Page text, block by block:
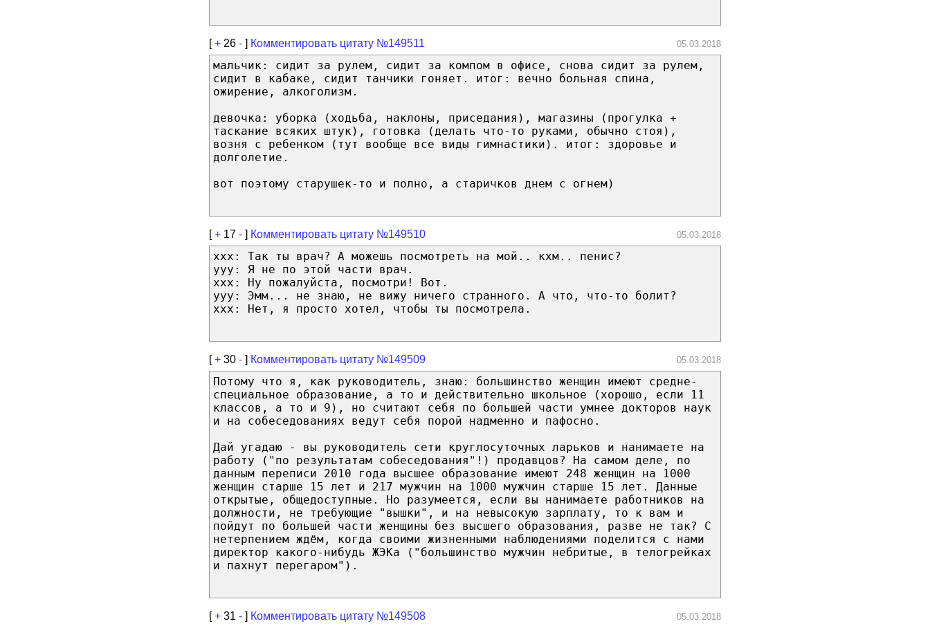
[+ 26 - ] Комментировать цитату №149511 05.03.2018
мальчик: сидит за рулем, сидит за компом в офисе, снова сидит за рулем,
сидит в кабаке, сидит танчики гоняет. итог: вечно больная спина,
ожирение, алкоголизм.
девочка: уборка (ходьба, наклоны, приседания), магазины (прогулка +
таскание всяких штук), готовка (делать что-то руками, обычно стоя),
возня с ребенком (тут вообще все виды гимнастики). итог: здоровье и
долголетие.
вот поэтому старушек-то и полно, а старичков днем с огнем)
[+ 17 - ] Комментировать цитату №149510 05.03.2018
xxx: Так ты врач? А можешь посмотреть на мой.. кхм.. пенис?
yyy: Я не по этой части врач.
xxx: Ну пожалуйста, посмотри! Вот.
yyy: Эмм... не знаю, не вижу ничего странного. А что, что-то болит?
xxx: Нет, я просто хотел, чтобы ты посмотрела.
[+ 30 - ] Комментировать цитату №149509 05.03.2018
Потому что я, как руководитель, знаю: большинство женщин имеют средне-
специальное образование, а то и действительно школьное (хорошо, если 11
классов, а то и 9), но считают себя по большей части умнее докторов наук
и на собеседованиях ведут себя порой надменно и пафосно.
Дай угадаю - вы руководитель сети круглосуточных ларьков и нанимаете на
работу ("по результатам собеседования"!) продавцов? На самом деле, по
данным переписи 2010 года высшее образование имеют 248 женщин на 1000
женщин старше 15 лет и 217 мужчин на 1000 мужчин старше 15 лет. Данные
открытые, общедоступные. Но разумеется, если вы нанимаете работников на
должности, не требующие "вышки", и на невысокую зарплату, то к вам и
пойдут по большей части женщины без высшего образования, разве не так? С
нетерпением ждём, когда своими жизненными наблюдениями поделится с нами
директор какого-нибудь ЖЭКа ("большинство мужчин небритые, в телогрейках
и пахнут перегаром").
[+ 31 - ] Комментировать цитату №149508 05.03.2018